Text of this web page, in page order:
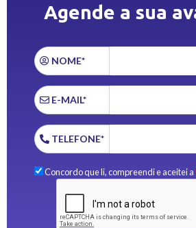
Agende a sua
NOME*
E-MAIL*
TELEFONE*
Concordo que li, compreendi e aceitei a